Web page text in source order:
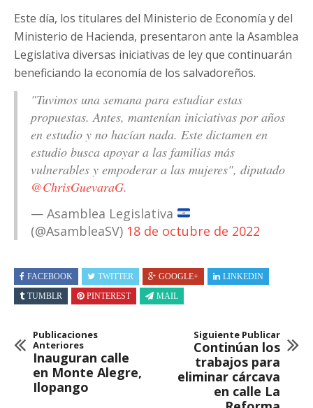
Este día, los titulares del Ministerio de Economía y del
Ministerio de Hacienda, presentaron ante la Asamblea
Legislativa diversas iniciativas de ley que continuarán
beneficiando la economía de los salvadoreños.
"Tuvimos una semana para estudiar estas
propuestas. Antes, mantenían iniciativas por años
en estudio y no hacían nada. Este dictamen en
estudio busca apoyar a las familias más
vulnerables y empoderar a las mujeres", diputado
@ChrisGuevaraG.
— Asamblea Legislativa
(@AsambleaSV) 18 de octubre de 2022
FACEBOOK TWITTER GOOGLE+
LINKEDIN
TUMBLR
PINTEREST MAIL
Publicaciones
Anteriores
Inauguran calle
en Monte Alegre,
Ilopango
Siguiente Publicar
Continúan los
trabajos para
eliminar cárcava
en calle La